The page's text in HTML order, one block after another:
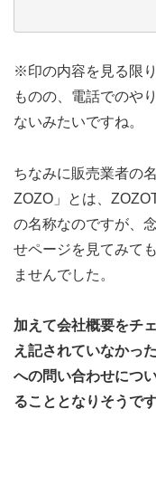
※印の内容を見る限
ものの、電話でのや
ないみたいですね。
ちなみに販売業者の
ZOZO」とは、
の名称なのですが、
せページを見てみて
ませんでした。
加えて会社概要をチ
え記されていなかっ
への問い合わせにつ
ることとなりそうです